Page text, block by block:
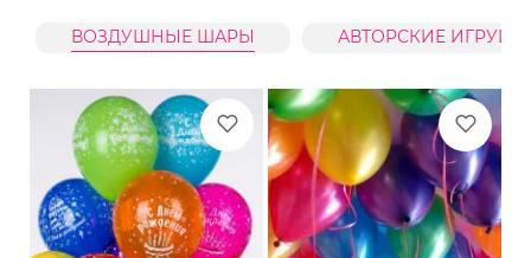
ВОЗДУШНЫЕ ШАРЫ АВТОРСКИЕ